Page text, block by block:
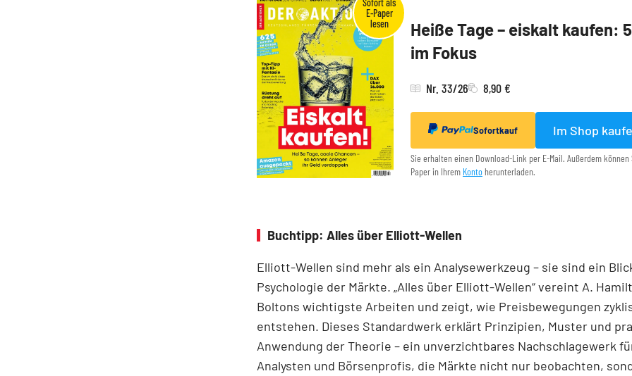
Heiße Tage – eiskalt kaufen:
im Fokus
Nr. 33/26 8,90 €
Sofortkauf Im Shop
Sie erhalten einen Download-Link per E-Mail. Außerdem
Paper in Ihrem Konto herunterladen.
Buchtipp: Alles über Elliott-Wellen
Elliott-Wellen sind mehr als ein Analysewerkzeug – sie sind ein
Psychologie der Märkte. „Alles über Elliott-Wellen“ vereint A.
Boltons wichtigste Arbeiten und zeigt, wie Preisbewegungen
entstehen. Dieses Standardwerk erklärt Prinzipien, Muster und
Anwendung der Theorie – ein unverzichtbares Nachschlagewerk
Analysten und Börsenprofis, die Märkte nicht nur beobachten,